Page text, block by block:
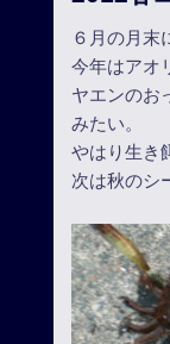
６月の月末
今年はアオ
ヤエンのお
みたい。
やはり生き
次は秋のシ